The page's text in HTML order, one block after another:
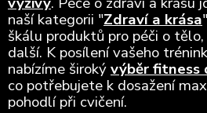
naší kategorii "Zdraví a krása
škálu produktů pro péči o
další. K posílení vašeho
nabízíme širokývýběr fitness
co potřebujete k dosažení
pohodlí při cvičení.